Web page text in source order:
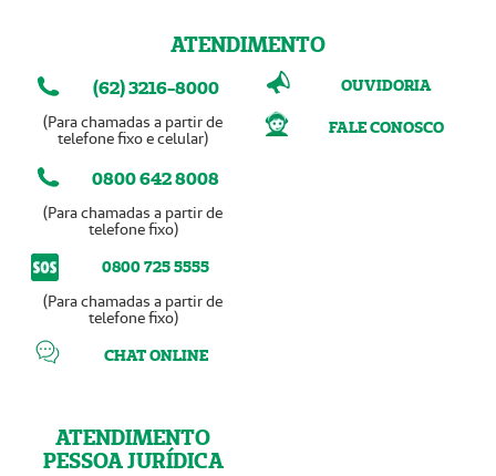
ATENDIMENTO
(62) 3216-8000
(Para chamadas a partir de
telefone fixo e celular)
0800 642 8008
(Para chamadas a partir de
telefone fixo)
0800 725 5555
(Para chamadas a partir de
telefone fixo)
CHAT ONLINE
ATENDIMENTO
PESSOA JURÍDICA
OUVIDORIA
FALE CONOSCO